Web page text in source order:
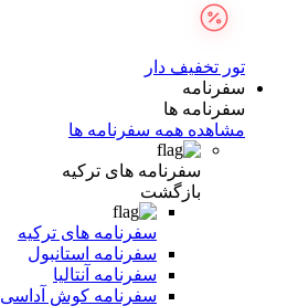
تور تخفیف دار
سفرنامه
سفرنامه ها
مشاهده همه سفرنامه ها
سفرنامه های ترکیه
بازگشت
سفرنامه های ترکیه
سفرنامه استانبول
سفرنامه آنتالیا
سفرنامه کوش آداسی